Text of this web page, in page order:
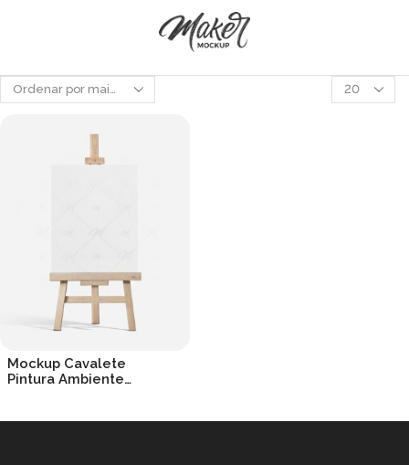
Produtos
por
Mockup Cavalete
Pintura Ambiente